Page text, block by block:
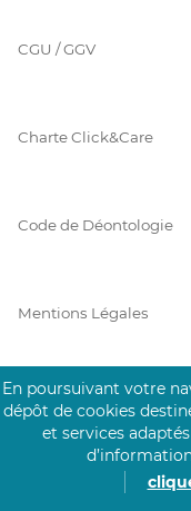
CGU / GGV
Charte Click&Care
Code de Déontologie
Mentions Légales
Prérequis Click&Care
Protection des
En poursuivant votre
dépôt de cookies
et services